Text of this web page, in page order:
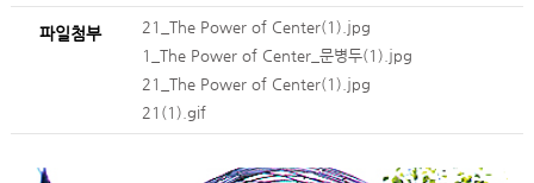
파일첨부
21_The Power of Center(1).jpg
1_The Power of Center_문병두(1).jpg
21_The Power of Center(1).jpg
21(1).gif